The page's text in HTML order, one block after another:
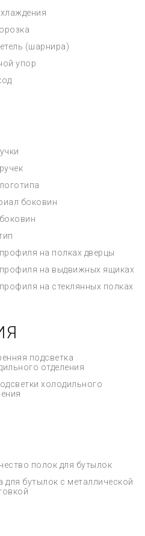
(шарнира)
упор
логотипа
боковин
боковин
профиля на полках дверцы
профиля на выдвижных ящиках
профиля на стеклянных полках
подсветка
отделения
холодильного
полок для бутылок
для бутылок с металлической